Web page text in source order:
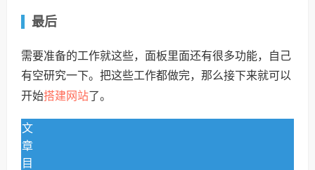
最后
需要准备的工作就这些，面板里面还有很多功能，自己
有空研究一下。把这些工作都做完，那么接下来就可以
开始搭建网站了。
文
章
目